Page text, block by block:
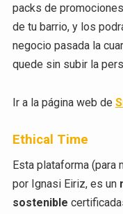
packs de
de tu barrio, y los
negocio pasada la
quede sin subir la
Ir a la página web de
Ethical Time
Esta plataforma (para
por Ignasi Eiriz, es un
sostenible